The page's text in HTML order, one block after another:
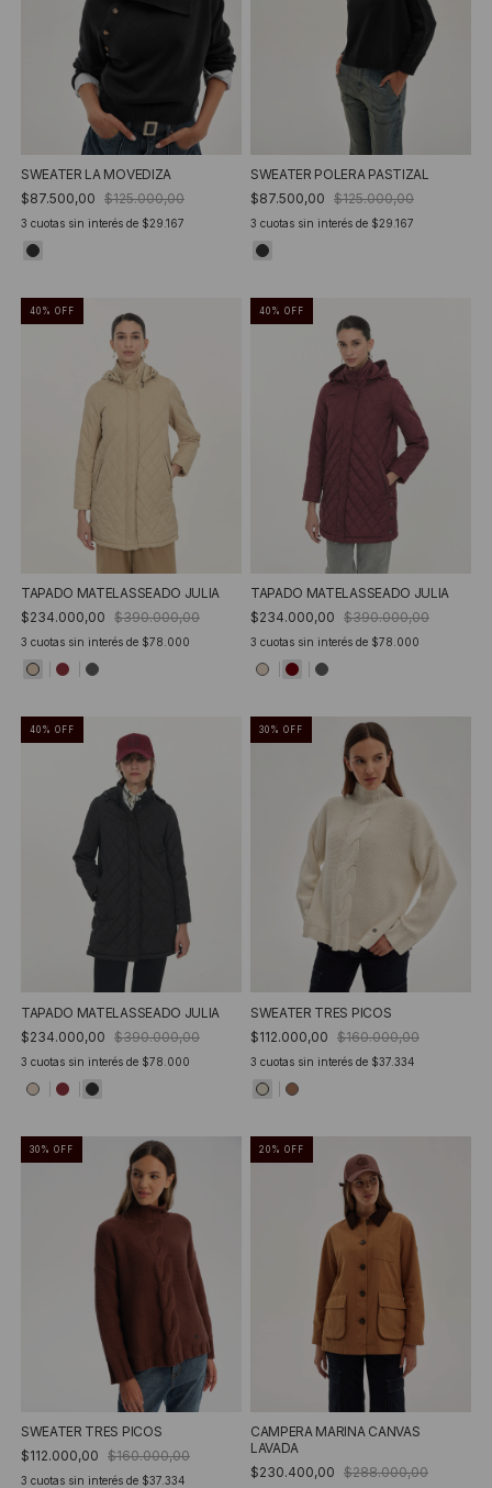
SWEATER LA MOVEDIZA
$87.500,00 $125.000,00
3 cuotas sin interés de $29.167
SWEATER POLERA PASTIZAL
$87.500,00 $125.000,00
3 cuotas sin interés de $29.167
40 % OFF
TAPADO MATELASSEADO JULIA
$234.000,00 $390.000,00
3 cuotas sin interés de $78.000
40 % OFF
TAPADO MATELASSEADO JULIA
$234.000,00 $390.000,00
3 cuotas sin interés de $78.000
40 % OFF
TAPADO MATELASSEADO JULIA
$234.000,00 $390.000,00
3 cuotas sin interés de $78.000
30 % OFF
SWEATER TRES PICOS
$112.000,00 $160.000,00
3 cuotas sin interés de $37.334
30 % OFF
SWEATER TRES PICOS
$112.000,00 $160.000,00
3 cuotas sin interés de $37.334
20 % OFF
CAMPERA MARINA CANVAS
LAVADA
$230.400,00 $288.000,00